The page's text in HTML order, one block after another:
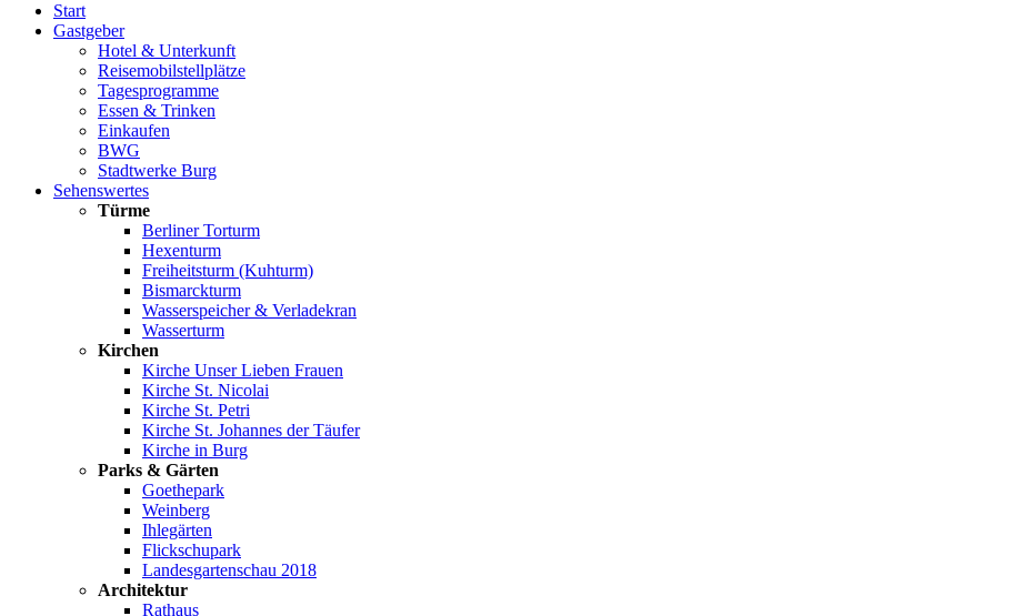
Start
Gastgeber
Hotel & Unterkunft
Reisemobilstellplätze
Tagesprogramme
Essen & Trinken
Einkaufen
BWG
Stadtwerke Burg
Sehenswertes
Türme
Berliner Torturm
Hexenturm
Freiheitsturm (Kuhturm)
Bismarckturm
Wasserspeicher & Verladekran
Wasserturm
Kirchen
Kirche Unser Lieben Frauen
Kirche St. Nicolai
Kirche St. Petri
Kirche St. Johannes der Täufer
Kirche in Burg
Parks & Gärten
Goethepark
Weinberg
Ihlegärten
Flickschupark
Landesgartenschau 2018
Architektur
Rathaus